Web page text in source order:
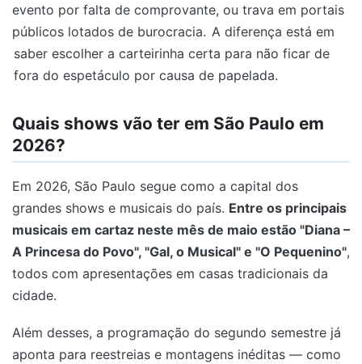
evento por falta de comprovante, ou trava em portais
públicos lotados de burocracia. A diferença está em
saber escolher a carteirinha certa para não ficar de
fora do espetáculo por causa de papelada.
Quais shows vão ter em São Paulo em
2026?
Em 2026, São Paulo segue como a capital dos
grandes shows e musicais do país. Entre os principais
musicais em cartaz neste mês de maio estão "Diana –
A Princesa do Povo", "Gal, o Musical" e "O Pequenino",
todos com apresentações em casas tradicionais da
cidade.
Além desses, a programação do segundo semestre já
aponta para reestreias e montagens inéditas — como